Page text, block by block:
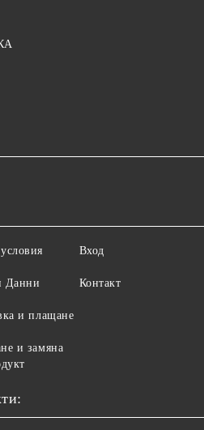
Данни
и плащане
и замяна
Вход
Контакт